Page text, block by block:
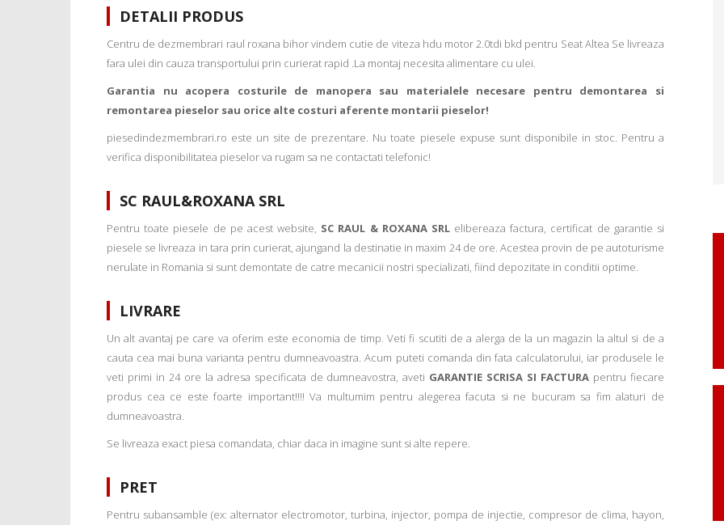
DETALII PRODUS
Centru de dezmembrari raul roxana bihor vindem cutie de viteza hdu motor 2.0tdi bkd pentru Seat Altea Se livreaza
fara ulei din cauza transportului prin curierat rapid .La montaj necesita alimentare cu ulei.
Garantia nu acopera costurile de manopera sau materialele necesare pentru demontarea si
remontarea pieselor sau orice alte costuri aferente montarii pieselor!
piesedindezmembrari.ro este un site de prezentare. Nu toate piesele expuse sunt disponibile in stoc. Pentru a
verifica disponibilitatea pieselor va rugam sa ne contactati telefonic!
SC RAUL&ROXANA SRL
Pentru toate piesele de pe acest website, SC RAUL & ROXANA SRLelibereaza factura, certificat de garantie si
piesele se livreaza in tara prin curierat, ajungand la destinatie in maxim 24 de ore. Acestea provin de pe autoturisme
nerulate in Romania si sunt demontate de catre mecanicii nostri specializati, fiind depozitate in conditii optime.
LIVRARE
Un alt avantaj pe care va oferim este economia de timp. Veti fi scutiti de a alerga de la un magazin la altul si de a
cauta cea mai buna varianta pentru dumneavoastra. Acum puteti comanda din fata calculatorului, iar produsele le
veti primi in 24 ore la adresa specificata de dumneavostra, aveti GARANTIE SCRISA SI FACTURA pentru fiecare
produs cea ce este foarte important!!!! Va multumim pentru alegerea facuta si ne bucuram sa fim alaturi de
dumneavoastra.
Se livreaza exact piesa comandata, chiar daca in imagine sunt si alte repere.
PRET
Pentru subansamble (ex: alternator electromotor, turbina, injector, pompa de injectie, compresor de clima, hayon,